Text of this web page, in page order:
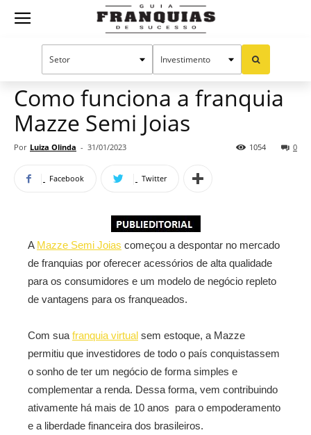
Guia
Mercado de franquias Publieditorial
Como funciona a franquia
Mazze Semi Joias
Por Luiza Olinda - 31/01/2023 0
1054
Facebook Twitter
A Mazze Semi Joias começou a despontar no mercado
de franquias por oferecer acessórios de alta qualidade
para os consumidores e um modelo de negócio repleto
de vantagens para os franqueados.
Com sua franquia virtual sem estoque, a Mazze
permitiu que investidores de todo o país conquistassem
o sonho de ter um negócio de forma simples e
complementar a renda. Dessa forma, vem contribuindo
ativamente há mais de 10 anos para o empoderamento
e a liberdade financeira dos brasileiros.